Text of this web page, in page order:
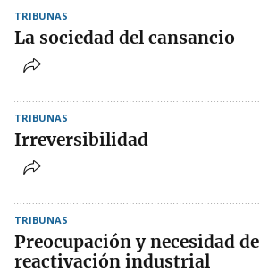
TRIBUNAS
La sociedad del cansancio
TRIBUNAS
Irreversibilidad
TRIBUNAS
Preocupación y necesidad de
reactivación industrial